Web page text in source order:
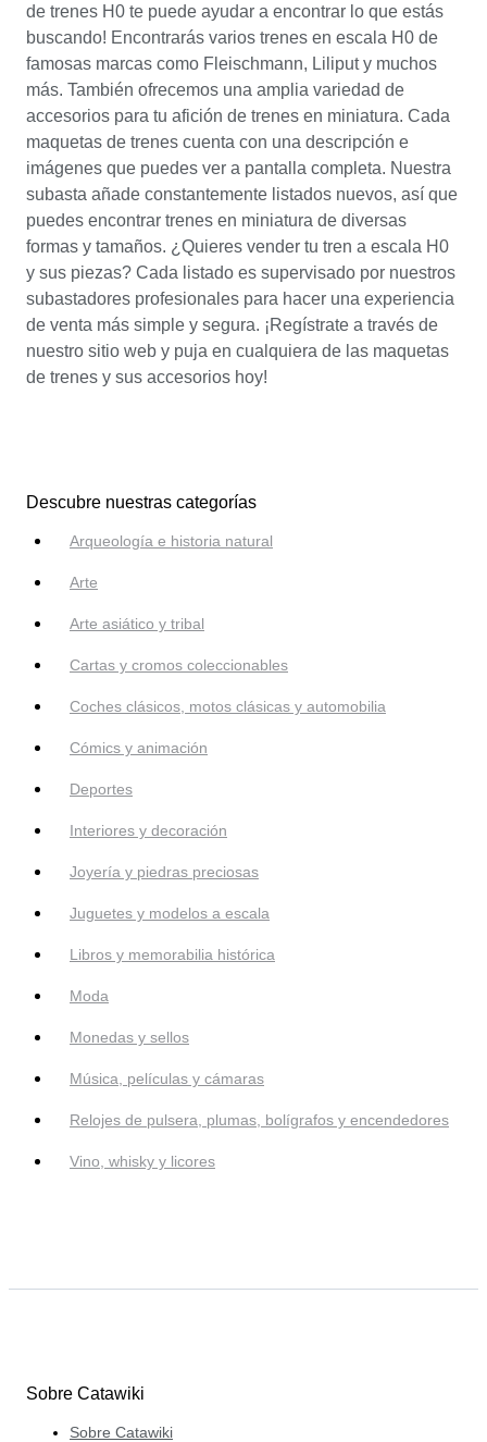
de trenes H0 te puede ayudar a encontrar lo que estás
buscando! Encontrarás varios trenes en escala H0 de
famosas marcas como Fleischmann, Liliput y muchos
más. También ofrecemos una amplia variedad de
accesorios para tu afición de trenes en miniatura. Cada
maquetas de trenes cuenta con una descripción e
imágenes que puedes ver a pantalla completa. Nuestra
subasta añade constantemente listados nuevos, así que
puedes encontrar trenes en miniatura de diversas
formas y tamaños. ¿Quieres vender tu tren a escala H0
y sus piezas? Cada listado es supervisado por nuestros
subastadores profesionales para hacer una experiencia
de venta más simple y segura. ¡Regístrate a través de
nuestro sitio web y puja en cualquiera de las maquetas
de trenes y sus accesorios hoy!
Descubre nuestras categorías
Arqueología e historia natural
Arte
Arte asiático y tribal
Cartas y cromos coleccionables
Coches clásicos, motos clásicas y automobilia
Cómics y animación
Deportes
Interiores y decoración
Joyería y piedras preciosas
Juguetes y modelos a escala
Libros y memorabilia histórica
Moda
Monedas y sellos
Música, películas y cámaras
Relojes de pulsera, plumas, bolígrafos y encendedores
Vino, whisky y licores
Sobre Catawiki
Sobre Catawiki